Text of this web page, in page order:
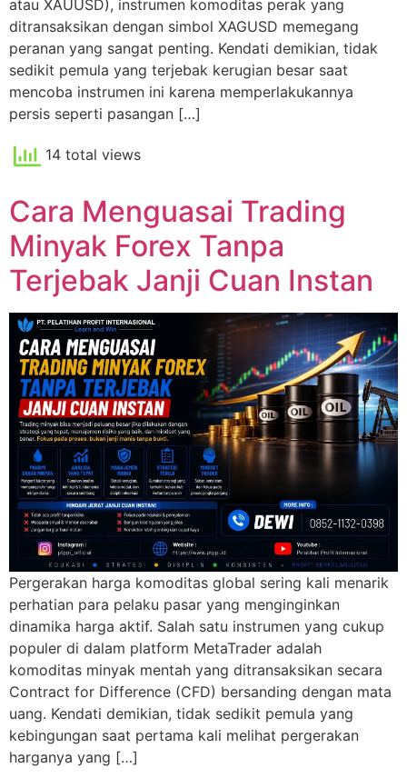
atau XAUUSD), instrumen komoditas perak yang
ditransaksikan dengan simbol XAGUSD memegang
peranan yang sangat penting. Kendati demikian, tidak
sedikit pemula yang terjebak kerugian besar saat
mencoba instrumen ini karena memperlakukannya
persis seperti pasangan […]
14 total views
Cara Menguasai Trading
Minyak Forex Tanpa
Terjebak Janji Cuan Instan
Pergerakan harga komoditas global sering kali menarik
perhatian para pelaku pasar yang menginginkan
dinamika harga aktif. Salah satu instrumen yang cukup
populer di dalam platform MetaTrader adalah
komoditas minyak mentah yang ditransaksikan secara
Contract for Difference (CFD) bersanding dengan mata
uang. Kendati demikian, tidak sedikit pemula yang
kebingungan saat pertama kali melihat pergerakan
harganya yang […]